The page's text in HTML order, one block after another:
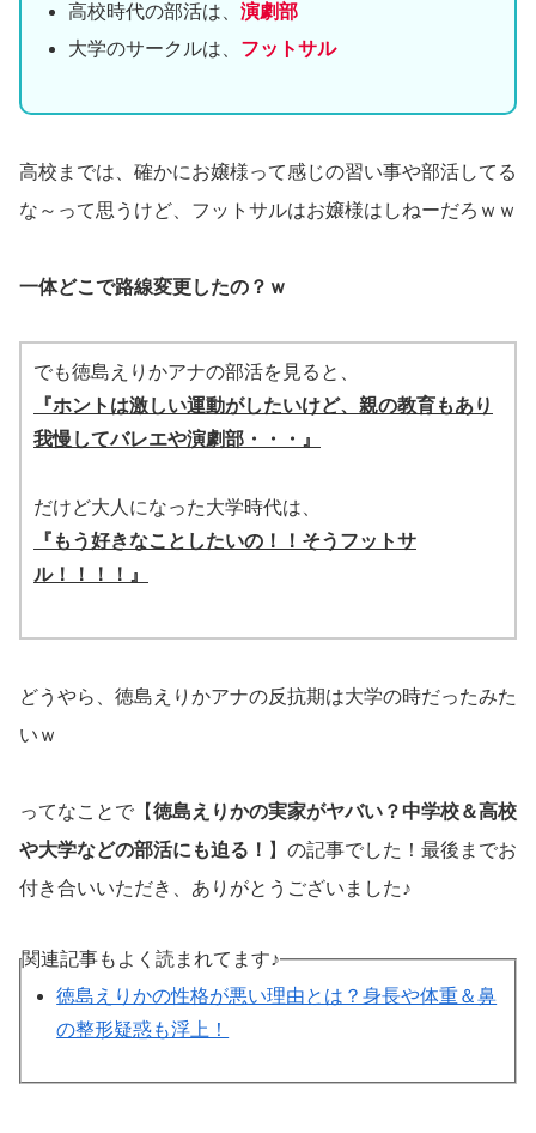
高校時代の部活は、演劇部
大学のサークルは、 フットサル
高校までは、確かにお嬢様って感じの習い事や部活してる
な～って思うけど、フットサルはお嬢様はしねーだろｗｗ
一体どこで路線変更したの？ｗ
でも徳島えりかアナの部活を見ると、
『ホントは激しい運動がしたいけど、親の教育もあり
我慢してバレエや演劇部・・・』
だけど大人になった大学時代は、
『もう好きなことしたいの！！そうフットサ
ル！！！！』
どうやら、徳島えりかアナの反抗期は大学の時だったみた
いｗ
ってなことで【徳島えりかの実家がヤバい？中学校＆高校
や大学などの部活にも迫る！ 】の記事でした！最後までお
付き合いいただき、ありがとうございました♪
関連記事もよく読まれてます♪
徳島えりかの性格が悪い理由とは？身長や体重＆鼻
の整形疑惑も浮上！